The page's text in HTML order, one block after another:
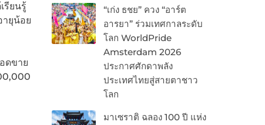
“เก่ง ธชย” ควง “อาร์ต
อารยา” ร่วมเทศกาลระดับ
โลก WorldPride
Amsterdam 2026
ประกาศศักดาพลัง
ประเทศไทยสู่สายตาชาว
โลก
มาเซราติ ฉลอง 100 ปี แห่ง
รียนรู้
ายุน้อย
ดขาย